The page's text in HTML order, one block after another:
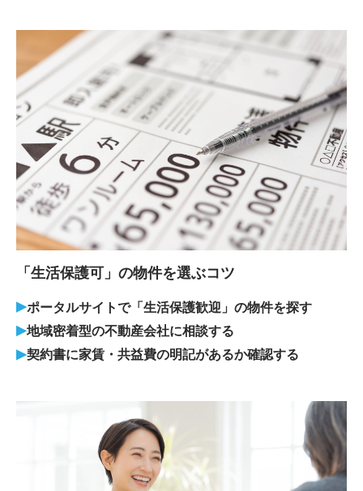
「生活保護可」の物件を選ぶコツ
ポータルサイトで「生活保護歓迎」の物件を探す
地域密着型の不動産会社に相談する
契約書に家賃・共益費の明記があるか確認する